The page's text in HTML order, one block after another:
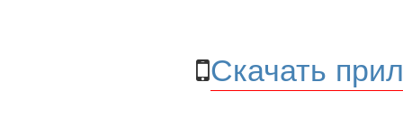
Скачать